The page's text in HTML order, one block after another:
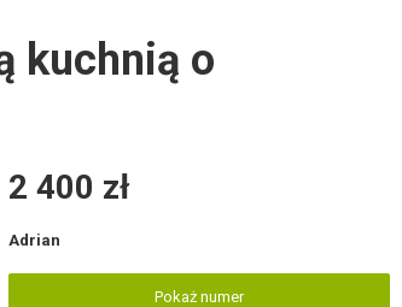
kuchnią o
2 400 zł
Adrian
Pokaż numer